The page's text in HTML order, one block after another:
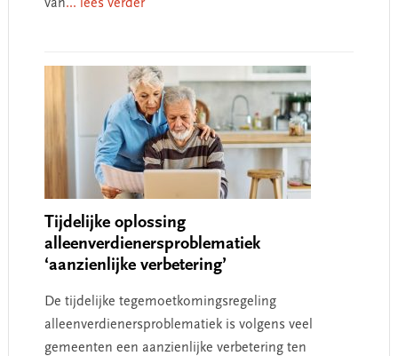
van... lees verder
Tijdelijke oplossing
alleenverdienersproblematiek
‘aanzienlijke verbetering’
De tijdelijke tegemoetkomingsregeling
alleenverdienersproblematiek is volgens veel
gemeenten een aanzienlijke verbetering ten